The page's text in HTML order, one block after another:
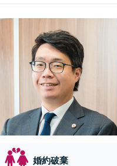
婚約破棄